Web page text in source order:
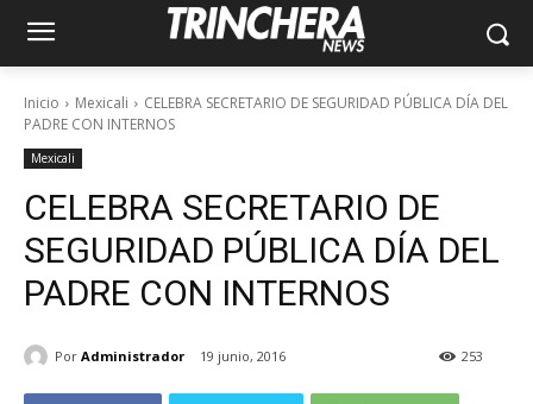
Inicio Mexicali
CELEBRA SECRETARIO DE SEGURIDAD PÚBLICA DÍA DEL
PADRE CON INTERNOS
Mexicali
CELEBRA SECRETARIO DE
SEGURIDAD PÚBLICA DÍA DEL
PADRE CON INTERNOS
Por Administrador 19 junio, 2016 253